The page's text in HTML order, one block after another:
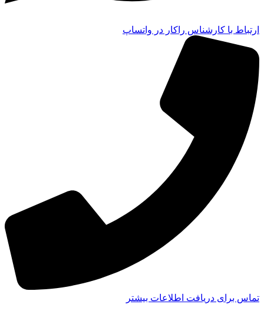
ارتباط با کارشناس راکار در واتساپ
تماس برای دریافت اطلاعات بیشتر